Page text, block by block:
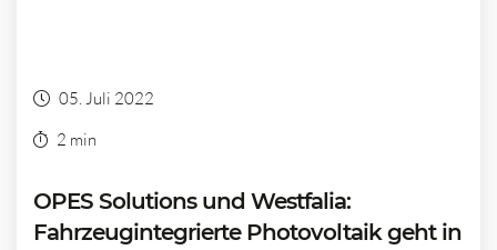
05. Juli 2022
2 min
OPES Solutions und Westfalia:
Fahrzeugintegrierte Photovoltaik geht in